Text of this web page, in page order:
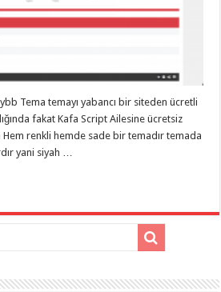
Tema temayı yabancı bir siteden ücretli
fakat Kafa Script Ailesine ücretsiz
renkli hemde sade bir temadır temada
yani siyah …